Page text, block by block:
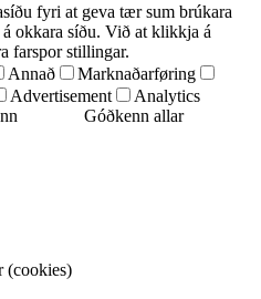
fyri at geva tær sum brúkara
okkara síðu. Við at klikkja á
farspor stillingar.
Annað
Marknaðarføring
Advertisement
Analytics
Góðkenn allar
(cookies)